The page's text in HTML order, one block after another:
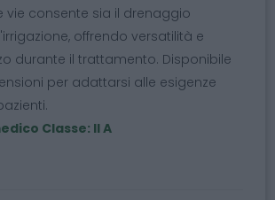
vie consente sia il drenaggio
offrendo versatilità e
durante il trattamento. Disponibile
per adattarsi alle esigenze
Classe: II A